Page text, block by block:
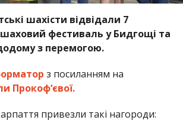
шахісти відвідали 7
фестиваль у Бидгощі та
з перемогою.
з посиланням на
Прокоф‘євої.
привезли такі нагороди: